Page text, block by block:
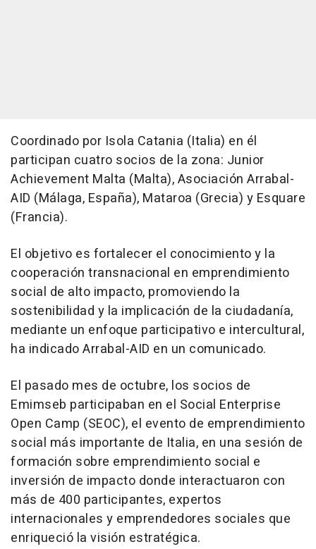
Coordinado por Isola Catania (Italia) en él
participan cuatro socios de la zona: Junior
Achievement Malta (Malta), Asociación Arrabal-
AID (Málaga, España), Mataroa (Grecia) y Esquare
(Francia).
El objetivo es fortalecer el conocimiento y la
cooperación transnacional en emprendimiento
social de alto impacto, promoviendo la
sostenibilidad y la implicación de la ciudadanía,
mediante un enfoque participativo e intercultural,
ha indicado Arrabal-AID en un comunicado.
El pasado mes de octubre, los socios de
Emimseb participaban en el Social Enterprise
Open Camp (SEOC), el evento de emprendimiento
social más importante de Italia, en una sesión de
formación sobre emprendimiento social e
inversión de impacto donde interactuaron con
más de 400 participantes, expertos
internacionales y emprendedores sociales que
enriqueció la visión estratégica.